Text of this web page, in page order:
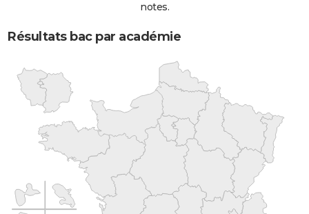
notes.
Résultats bac par académie